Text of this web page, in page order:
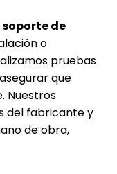
de
o
pruebas
que
Nuestros
del fabricante y
de obra,